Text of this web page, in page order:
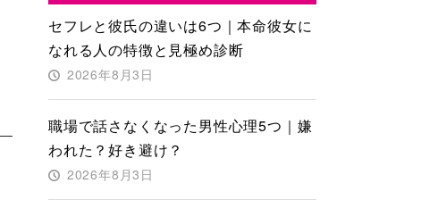
セフレと彼氏の違いは6つ｜本命彼女に
なれる人の特徴と見極め診断
2026年8月3日
職場で話さなくなった男性心理5つ｜嫌
われた？好き避け？
2026年8月3日